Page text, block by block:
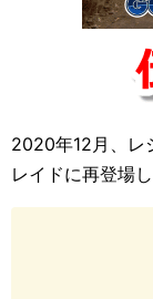
2020年12月、レ
レイドに再登場し